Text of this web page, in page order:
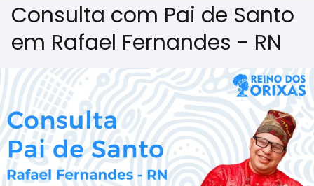
Consulta com Pai de Santo
em Rafael Fernandes - RN